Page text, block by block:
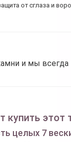
от сглаза и
и мы
купить этот
целых 7